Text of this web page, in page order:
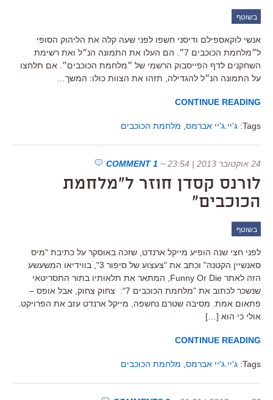
בשוטף
אנשי לוקאספילם ודיסני חשפו לפני שעה קלה את הליהוק הסופי
ל״מלחמת הכוכבים 7״. הם העלו את התמונה הנ״ל ואת רשימת
השחקנים לדף הפייסבוק הרשמי של ״מלחמת הכוכבים״. אם תלחצו
על התמונה הנ״ל להגדילה, תזהו את הצוות כולו: המשך…
CONTINUE READING
Tags: ג'יי.ג'יי אברמס מלחמת הכוכבים
24 אוקטובר 2013 | 23:54 ~
1 COMMENT
לורנס קסדן חוזר ל"מלחמת
הכוכבים"
בשוטף
לפני חצי שנה הופיע מייקל ארנדט, שזכה באוסקר על כתיבת "מיס
סאנשיין הקטנה" וכתב את "צעצוע של סיפור 3", בווידיאו המשעשע
הזה לאתר Funny Or Die, המתאר את תלאותיו בתור התסריטאי
שנשכר לכתוב את "מלחמת הכוכבים 7": צחוק צחוק, אבל אופס –
פתאום אמת. מסיבה שטרם נחשפה, מייקל ארנדט עזב את הפרויקט.
אולי כי הוא […]
CONTINUE READING
Tags: ג'יי.ג'יי אברמס מלחמת הכוכבים